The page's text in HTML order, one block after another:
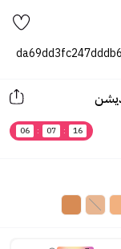
06 : 07 :
16